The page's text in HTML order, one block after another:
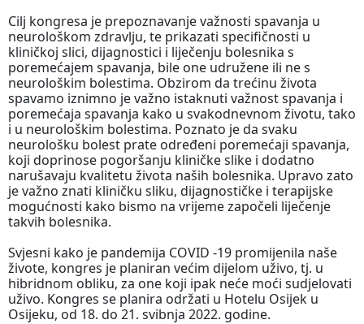
Cilj kongresa je prepoznavanje važnosti spavanja u
neurološkom zdravlju, te prikazati specifičnosti u
kliničkoj slici, dijagnostici i liječenju bolesnika s
poremećajem spavanja, bile one udružene ili ne s
neurološkim bolestima. Obzirom da trećinu života
spavamo iznimno je važno istaknuti važnost spavanja i
poremećaja spavanja kako u svakodnevnom životu, tako
i u neurološkim bolestima. Poznato je da svaku
neurološku bolest prate određeni poremećaji spavanja,
koji doprinose pogoršanju kliničke slike i dodatno
narušavaju kvalitetu života naših bolesnika. Upravo zato
je važno znati kliničku sliku, dijagnostičke i terapijske
mogućnosti kako bismo na vrijeme započeli liječenje
takvih bolesnika.
Svjesni kako je pandemija COVID -19 promijenila naše
živote, kongres je planiran većim dijelom uživo, tj. u
hibridnom obliku, za one koji ipak neće moći sudjelovati
uživo. Kongres se planira održati u Hotelu Osijek u
Osijeku, od 18. do 21. svibnja 2022. godine.